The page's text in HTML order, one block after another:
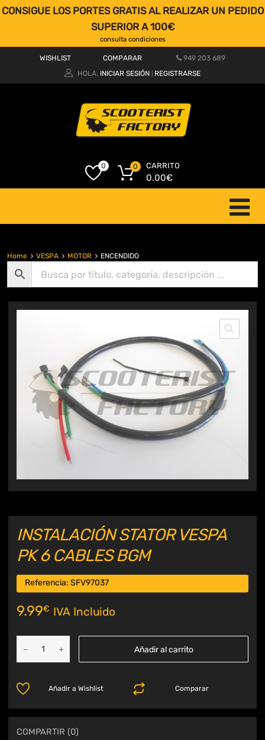
CONSIGUE LOS PORTES GRATIS AL REALIZAR UN PEDIDO
SUPERIOR A 100€
consulta condiciones
WISHLIST COMPARAR
949 203 689
HOLA. INICIAR SESIÓN REGISTRARSE
0 CARRITO
0.00€
0
Home VESPA MOTOR ENCENDIDO
INSTALACIÓN STATOR VESPA
PK 6 CABLES BGM
Referencia: SFV97037
9.99€ IVA Incluido
Añadir al carrito
Comparar
Añadir a Wishlist
COMPARTIR (0)